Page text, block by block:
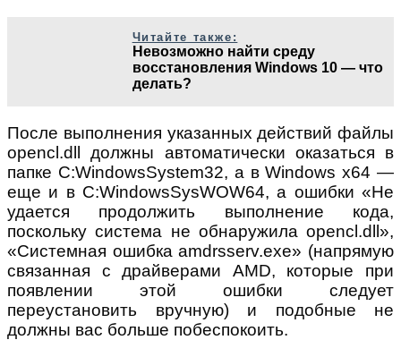
Читайте также:
Невозможно найти среду
восстановления Windows 10 — что
делать?
После выполнения указанных действий файлы
opencl.dll должны автоматически оказаться в
папке C:WindowsSystem32, а в Windows x64 —
еще и в C:WindowsSysWOW64, а ошибки «Не
удается продолжить выполнение кода,
поскольку система не обнаружила opencl.dll»,
«Системная ошибка amdrsserv.exe» (напрямую
связанная с драйверами AMD, которые при
появлении этой ошибки следует
переустановить вручную) и подобные не
должны вас больше побеспокоить.